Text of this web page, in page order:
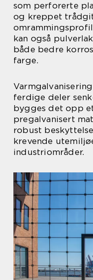
som perforerte
og kreppet
kan også
både bedre
farge.
ferdige deler
bygges det opp
pregalvanisert
robust
krevende
industriområder.